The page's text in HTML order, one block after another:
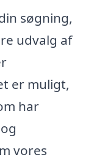
søgning,
udvalg af
er muligt,
har
vores